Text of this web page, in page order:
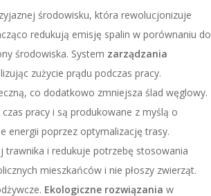
środowisku, która rewolucjonizuje
redukują emisję spalin w porównaniu do
środowiska. System zarządzania
zużycie prądu podczas pracy.
co dodatkowo zmniejsza ślad węglowy.
pracy i są produkowane z myślą o
energii poprzez optymalizację trasy.
trawnika i redukuje potrzebę stosowania
mieszkańców i nie płoszy zwierząt.
Ekologiczne rozwiązania w